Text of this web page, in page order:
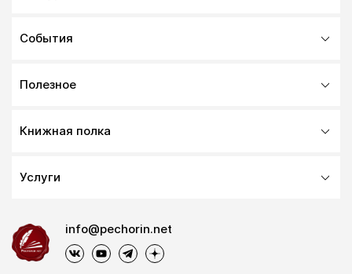
События
Полезное
Книжная полка
Услуги
info@pechorin.net